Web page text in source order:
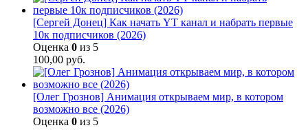
[Сергей Донец] Как начать YT канал и набрать первые
10к подписчиков (2026)
Оценка 0 из 5
100,00 руб.
[Олег Грознов] Анимация открываем мир, в котором
возможно все (2026)
Оценка 0 из 5